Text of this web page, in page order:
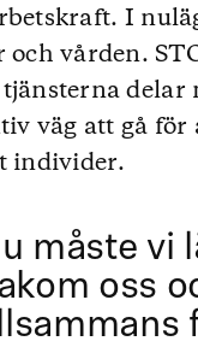
I
vården.
delar
väg att gå
individer.
måste vi
oss